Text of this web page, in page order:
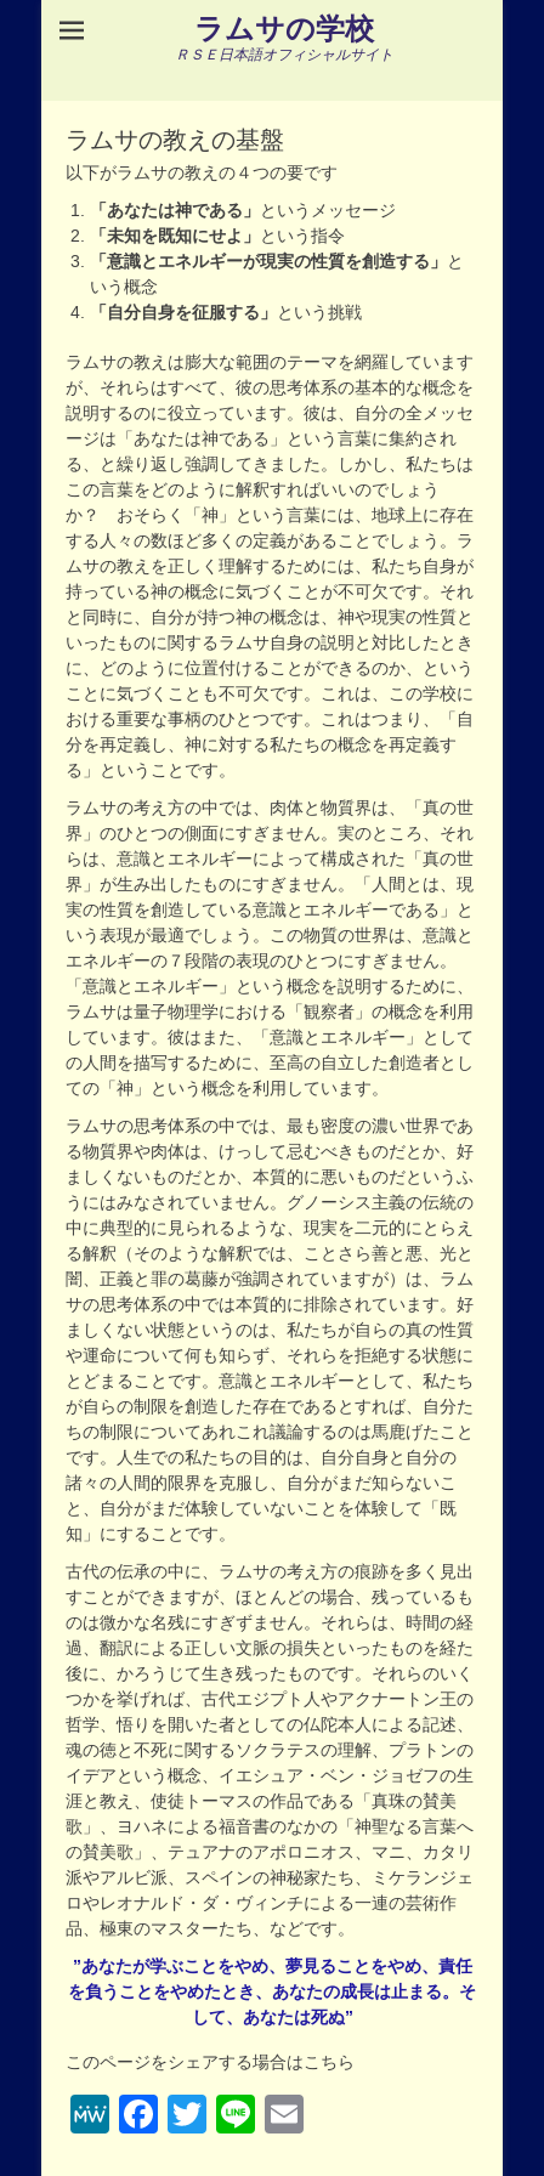
ラムサの学校
ＲＳＥ日本語オフィシャルサイト
ラムサの教えの基盤
以下がラムサの教えの４つの要です
「あなたは神である」 というメッセージ
「未知を既知にせよ」 という指令
「意識とエネルギーが現実の性質を創造する」 と
いう概念
「自分自身を征服する」 という挑戦
ラムサの教えは膨大な範囲のテーマを網羅しています
が、それらはすべて、彼の思考体系の基本的な概念を
説明するのに役立っています。彼は、自分の全メッセ
ージは「あなたは神である」という言葉に集約され
る、と繰り返し強調してきました。しかし、私たちは
この言葉をどのように解釈すればいいのでしょう
か？ おそらく「神」という言葉には、地球上に存在
する人々の数ほど多くの定義があることでしょう。ラ
ムサの教えを正しく理解するためには、私たち自身が
持っている神の概念に気づくことが不可欠です。それ
と同時に、自分が持つ神の概念は、神や現実の性質と
いったものに関するラムサ自身の説明と対比したとき
に、どのように位置付けることができるのか、という
ことに気づくことも不可欠です。これは、この学校に
おける重要な事柄のひとつです。これはつまり、「自
分を再定義し、神に対する私たちの概念を再定義す
る」ということです。
ラムサの考え方の中では、肉体と物質界は、「真の世
界」のひとつの側面にすぎません。実のところ、それ
らは、意識とエネルギーによって構成された「真の世
界」が生み出したものにすぎません。「人間とは、現
実の性質を創造している意識とエネルギーである」と
いう表現が最適でしょう。この物質の世界は、意識と
エネルギーの７段階の表現のひとつにすぎません。
「意識とエネルギー」という概念を説明するために、
ラムサは量子物理学における「観察者」の概念を利用
しています。彼はまた、「意識とエネルギー」として
の人間を描写するために、至高の自立した創造者とし
ての「神」という概念を利用しています。
ラムサの思考体系の中では、最も密度の濃い世界であ
る物質界や肉体は、けっして忌むべきものだとか、好
ましくないものだとか、本質的に悪いものだというふ
うにはみなされていません。グノーシス主義の伝統の
中に典型的に見られるような、現実を二元的にとらえ
る解釈（そのような解釈では、ことさら善と悪、光と
闇、正義と罪の葛藤が強調されていますが）は、ラム
サの思考体系の中では本質的に排除されています。好
ましくない状態というのは、私たちが自らの真の性質
や運命について何も知らず、それらを拒絶する状態に
とどまることです。意識とエネルギーとして、私たち
が自らの制限を創造した存在であるとすれば、自分た
ちの制限についてあれこれ議論するのは馬鹿げたこと
です。人生での私たちの目的は、自分自身と自分の
諸々の人間的限界を克服し、自分がまだ知らないこ
と、自分がまだ体験していないことを体験して「既
知」にすることです。
古代の伝承の中に、ラムサの考え方の痕跡を多く見出
すことができますが、ほとんどの場合、残っているも
のは微かな名残にすぎずません。それらは、時間の経
過、翻訳による正しい文脈の損失といったものを経た
後に、かろうじて生き残ったものです。それらのいく
つかを挙げれば、古代エジプト人やアクナートン王の
哲学、悟りを開いた者としての仏陀本人による記述、
魂の徳と不死に関するソクラテスの理解、プラトンの
イデアという概念、イエシュア・ベン・ジョゼフの生
涯と教え、使徒トーマスの作品である「真珠の賛美
歌」、ヨハネによる福音書のなかの「神聖なる言葉へ
の賛美歌」、テュアナのアポロニオス、マニ、カタリ
派やアルビ派、スペインの神秘家たち、ミケランジェ
ロやレオナルド・ダ・ヴィンチによる一連の芸術作
品、極東のマスターたち、などです。
”あなたが学ぶことをやめ、夢見ることをやめ、責任
を負うことをやめたとき、 あなたの成長は止まる。 そ
して、あなたは死ぬ”
このページをシェアする場合はこちら
MeWeFacebook
Twitter
Line